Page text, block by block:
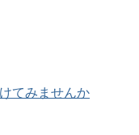
てみませんか